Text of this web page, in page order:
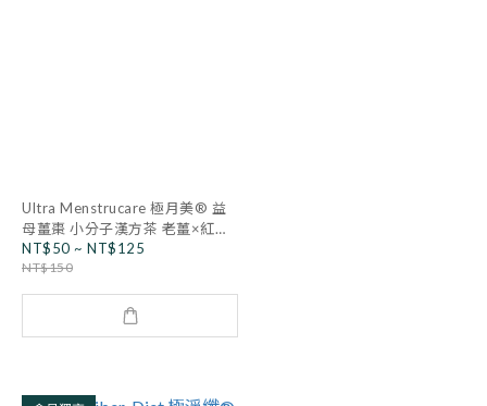
Ultra Menstrucare 極月美® 益
母薑棗 小分子漢方茶 老薑×紅棗
×枸杞×益母草×黑糖
NT$50 ~ NT$125
NT$150